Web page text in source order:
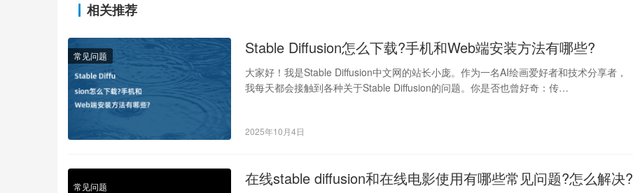
相关推荐
常见问题 Stable Diffusion怎么下载?手机和Web端安装方法有哪些?
大家好！我是Stable Diffusion中文网的站长小庞。作为一名AI绘画爱好者和技术分享者，
我每天都会接触到各种关于Stable Diffusion的问题。你是否也曾好奇：传…
2025年10月4日
常见问题 在线stable diffusion和在线电影使用有哪些常见问题?怎么解决?